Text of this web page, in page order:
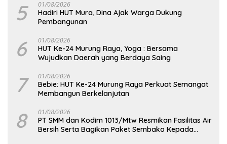
5 01/08/2026
Hadiri HUT Mura, Dina Ajak Warga Dukung
Pembangunan
6 01/08/2026
HUT Ke-24 Murung Raya, Yoga : Bersama
Wujudkan Daerah yang Berdaya Saing
7 01/08/2026
Bebie: HUT Ke-24 Murung Raya Perkuat Semangat
Membangun Berkelanjutan
8 01/08/2026
PT SMM dan Kodim 1013/Mtw Resmikan Fasilitas Air
Bersih Serta Bagikan Paket Sembako Kepada